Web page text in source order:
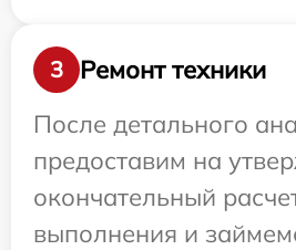
3
Ремонт техники
После детального
предоставим на
окончательный
выполнения и